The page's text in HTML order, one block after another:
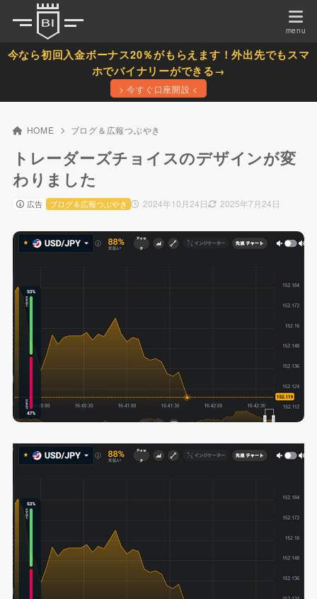
今なら初回入金ボーナス20％がもらえます！外出先でもスマ
ホでバイナリーができる→
> 今すぐ口座開設 <
HOME ブログ＆広報つぶやき
トレーダーズチョイスのデザインが変
わりました
広告 2024年10月24日 2025年7月24日
ブログ＆広報つぶやき